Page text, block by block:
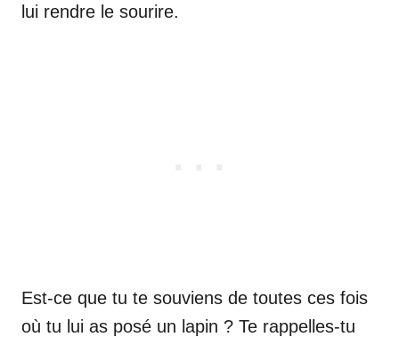
lui rendre le sourire.
Est-ce que tu te souviens de toutes ces fois
où tu lui as posé un lapin ? Te rappelles-tu